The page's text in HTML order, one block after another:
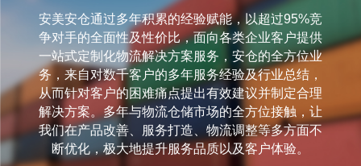
安美安仓致力为第三方仓库提供各类增值服务，通
过一体化运营，帮助企业摒弃传统仓储运作的诸多
弊端，通过管家式服务替企业降低运营成本，提高
仓储管理水平，以实现销售和利润的实际化提升，
优化成本控制。安仓自主人力资源公司及多年积累
的海外仓分销渠道资源高效赋能仓库运营，可帮仓
库一体化解决一系列人工、尾货、仓库耗材、叉车
等诸多难题，为仓库提供更全面且有效的仓库整合